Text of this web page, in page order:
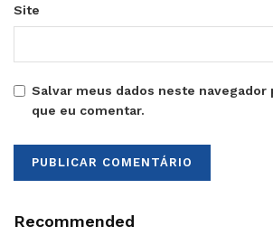
Site
Salvar meus dados neste navegador
que eu comentar.
Recommended